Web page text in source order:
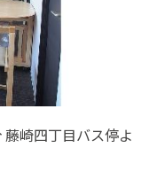
崎四丁目バス停よ